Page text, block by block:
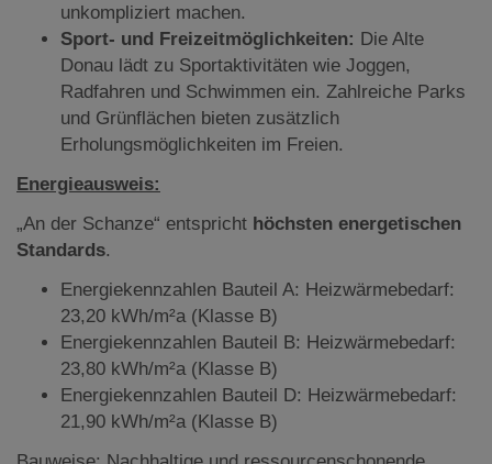
unkompliziert machen.
Sport- und Freizeitmöglichkeiten: Die Alte
Donau lädt zu Sportaktivitäten wie Joggen,
Radfahren und Schwimmen ein. Zahlreiche Parks
und Grünflächen bieten zusätzlich
Erholungsmöglichkeiten im Freien.
Energieausweis:
„An der Schanze“ entspricht höchsten energetischen
Standards.
Energiekennzahlen Bauteil A: Heizwärmebedarf:
23,20 kWh/m²a (Klasse B)
Energiekennzahlen Bauteil B: Heizwärmebedarf:
23,80 kWh/m²a (Klasse B)
Energiekennzahlen Bauteil D: Heizwärmebedarf:
21,90 kWh/m²a (Klasse B)